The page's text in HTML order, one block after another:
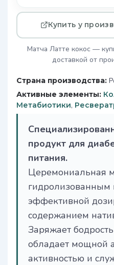
Страна производства:
Активные элементы:
Метабиотики,
продукт для
питания.
Церемониальная
гидролизованным
эффективной
содержанием
Заряжает
обладает мощной
активностью и
Купить у
Матча Латте кокос —
доставкой от